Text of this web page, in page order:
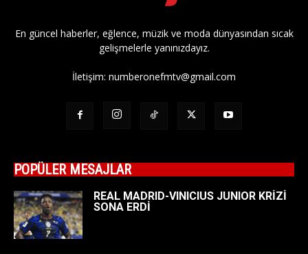
En güncel haberler, eğlence, müzik ve moda dünyasından sıcak
gelişmelerle yanınızdayız.
İletişim: numberonefmtv@gmail.com
POPÜLER MESAJLAR
REAL MADRID-VINICIUS JUNIOR KRİZİ
SONA ERDİ